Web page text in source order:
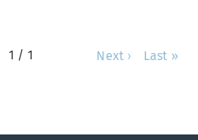
1 / 1 Next › Last »